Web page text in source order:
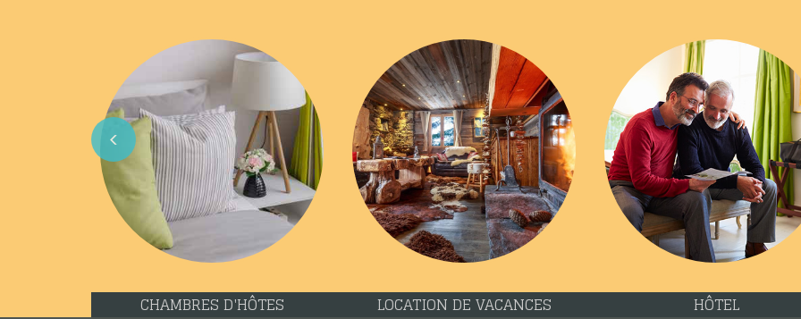
Previous
CHAMBRES D'HÔTES LOCATION DE VACANCES HÔTEL